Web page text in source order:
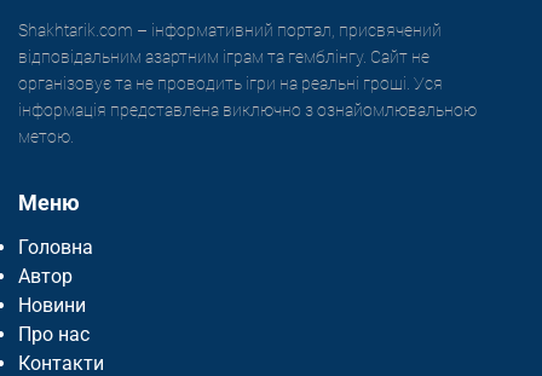
Shakhtarik.com – інформативний портал, присвячений
відповідальним азартним іграм та гемблінгу. Сайт не
організовує та не проводить ігри на реальні гроші. Уся
інформація представлена виключно з ознайомлювальною
метою.
Меню
Головна
Автор
Новини
Про нас
Контакти